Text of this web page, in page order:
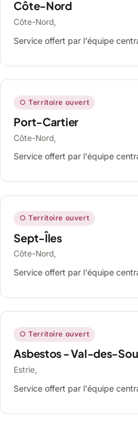
Côte-Nord
Côte-Nord,
Service offert par l'équipe
○ Territoire ouvert
Port-Cartier
Côte-Nord,
Service offert par l'équipe
○ Territoire ouvert
Sept-Îles
Côte-Nord,
Service offert par l'équipe
○ Territoire ouvert
Asbestos - Val-des-
Estrie,
Service offert par l'équipe